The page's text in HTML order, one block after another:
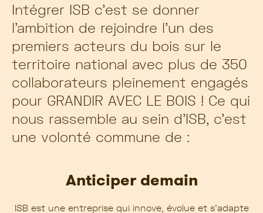
Intégrer ISB c’est se donner
l’ambition de rejoindre l’un des
premiers acteurs du bois sur le
territoire national avec plus de 350
collaborateurs pleinement engagés
pour GRANDIR AVEC LE BOIS ! Ce qui
nous rassemble au sein d’ISB, c’est
une volonté commune de :
Anticiper demain
ISB est une entreprise qui innove, évolue et s’adapte